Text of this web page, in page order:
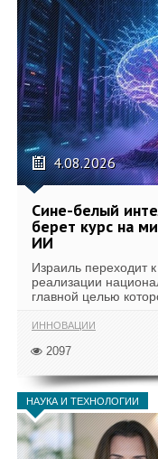
4.08.2026
Сине-белый
берет курс на
ИИ
Израиль переходит
реализации
главной целью
ИННОВАЦИИ
2097
НАУКА И ТЕХНОЛОГИИ